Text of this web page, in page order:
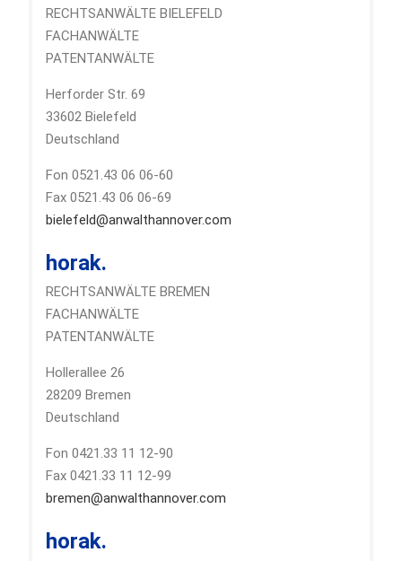
RECHTSANWÄLTE BIELEFELD
FACHANWÄLTE
PATENTANWÄLTE
Herforder Str. 69
33602 Bielefeld
Deutschland
Fon 0521.43 06 06-60
Fax 0521.43 06 06-69
bielefeld@anwalthannover.com
horak.
RECHTSANWÄLTE BREMEN
FACHANWÄLTE
PATENTANWÄLTE
Hollerallee 26
28209 Bremen
Deutschland
Fon 0421.33 11 12-90
Fax 0421.33 11 12-99
bremen@anwalthannover.com
horak.